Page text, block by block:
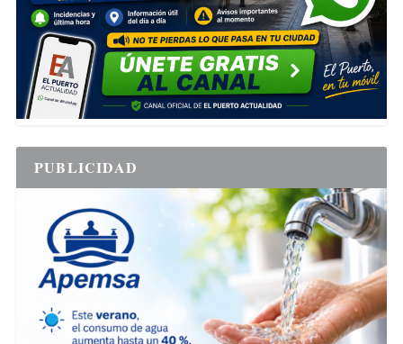
PUBLICIDAD